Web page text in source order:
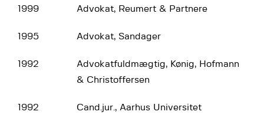
1999 Advokat, Reumert & Partnere
1995 Advokat, Sandager
1992
Advokatfuldmægtig, Kønig, Hofmann
& Christoffersen
1992 Cand.jur., Aarhus Universitet